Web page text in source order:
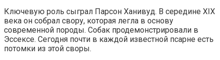
Ключевую роль сыграл Парсон Ханивуд. В середине XIX
века он собрал свору, которая легла в основу
современной породы. Собак продемонстрировали в
Эссексе. Сегодня почти в каждой известной псарне есть
потомки из этой своры.